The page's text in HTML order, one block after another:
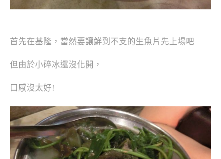
首先在基隆，當然要讓鮮到不支的生魚片先上場吧
但由於小碎冰還沒化開，
口感沒太好!